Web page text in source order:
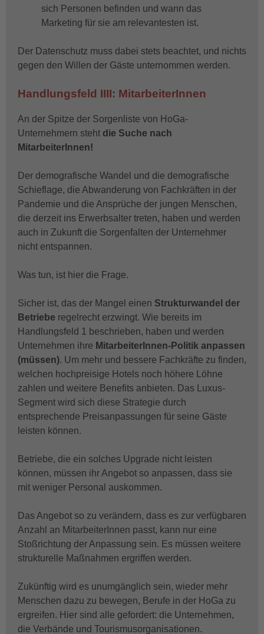
sich Personen befinden und wann das
Marketing für sie am relevantesten ist.
Der Datenschutz muss dabei stets beachtet, und nichts
gegen den Willen der Gäste unternommen werden.
Handlungsfeld IIII: MitarbeiterInnen
An der Spitze der Sorgenliste von HoGa-
Unternehmern steht die Suche nach
MitarbeiterInnen!
Der demografische Wandel und die demografische
Schieflage, die Abwanderung von Fachkräften in der
Pandemie und die Ansprüche der jungen Menschen,
die derzeit ins Erwerbsalter treten, haben und werden
auch in Zukunft die Sorgenfalten der Unternehmer
nicht entspannen.
Was tun, ist hier die Frage.
Sicher ist, das der Mangel einen Strukturwandel der
Betriebe regelrecht erzwingt. Wie bereits im
Handlungsfeld 1 beschrieben, haben und werden
Unternehmen ihre MitarbeiterInnen-Politik anpassen
(müssen). Um mehr und bessere Fachkräfte zu finden,
welchen hochpreisige Hotels noch höhere Löhne
zahlen und weitere Benefits anbieten. Das Luxus-
Segment wird sich diese Strategie durch
entsprechende Preisanpassungen für seine Gäste
leisten können.
Betriebe, die ein solches Upgrade nicht leisten
können, müssen ihr Angebot so anpassen, dass sie
mit weniger Personal auskommen.
Das Angebot so zu verändern, dass es zur verfügbaren
Anzahl an MitarbeiterInnen passt, kann nur eine
Stoßrichtung der Anpassung sein. Es müssen weitere
strukturelle Maßnahmen ergriffen werden.
Zukünftig wird es unumgänglich sein, wieder mehr
Menschen dazu zu bewegen, Berufe in der HoGa zu
ergreifen. Hier sind alle gefordert: die Unternehmen,
die Verbände und Tourismusorganisationen.